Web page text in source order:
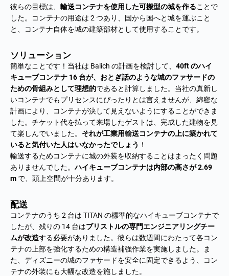
彼らの目標は、 輸送コンテナを使用した可搬型の城を作ることで
した。コンテナの用途は 2 つあり、国から国へと城を運ぶこと
と、コンテナ自体を城の建築部材として使用することです。
ソリューション
簡単なことです！当社は Balich の計画を検討して、 40ft のハイ
キューブコンテナ 16 台が、おとぎ話のような城のファサードの
ための骨組みとして理想的であると計算しました。当社の真新し
いコンテナでもプリセンスにぴったりとは言えませんが、綿密な
計画により、コンテナが決して見えないようにすることができま
した。チケット代を払って来場したゲストは、完成した建物を見
て楽しんでいました。 それが工業用輸送コンテナの上に築かれて
いると気付いた人はいなかったでしょう ！
輸送するためコンテナに城の外装を収納することはまったく問題
ありませんでした。ハイキューブコンテナは内部の高さが 2.69
m で、頭上空間が十分あります。
配送
コンテナのうち 2 台は TITAN の標準的なハイキューブコンテナで
したが、残りの 14 台はブリストルの専門エンジニアリングチー
ムが改造する必要がありました。彼らは数週間にわたって各コン
テナの上部を強化するための構造補強作業を実施しました。ま
た、ディズニーの城のファサードを安全に固定できるよう、コン
テナの外装にも大幅な改造を施しました。